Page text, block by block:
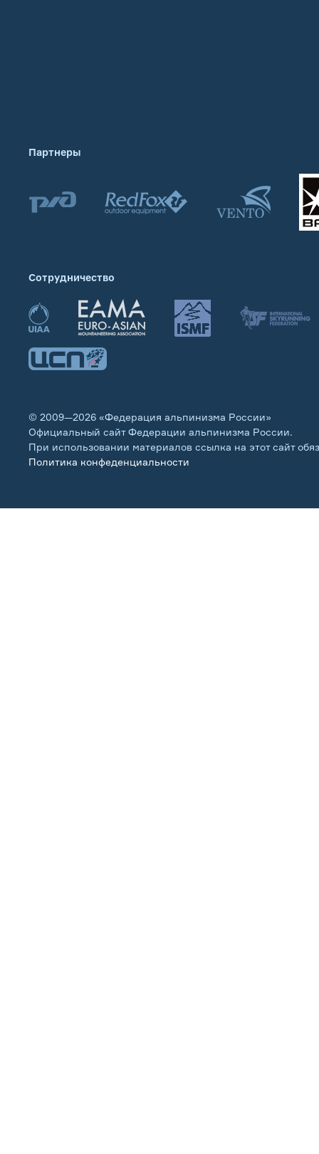
Партнеры
Сотрудничество
© 2009—2026 «Федерация альпинизма России»
Официальный сайт Федерации альпинизма России.
При использовании материалов ссылка на этот сайт
Политика конфеденциальности